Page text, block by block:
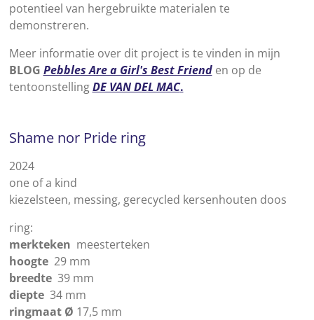
potentieel van hergebruikte materialen te
demonstreren.
Meer informatie over dit project is te vinden in mijn
BLOG Pebbles Are a Girl's Best Frienden op de
tentoonstellingDE VAN DEL MAC.
Shame nor Pride ring
2024
one of a kind
kiezelsteen, messing, gerecycled kersenhouten doos
ring:
merkteken meesterteken
hoogte29 mm
breedte39 mm
diepte34 mm
ringmaat Ø 17,5 mm